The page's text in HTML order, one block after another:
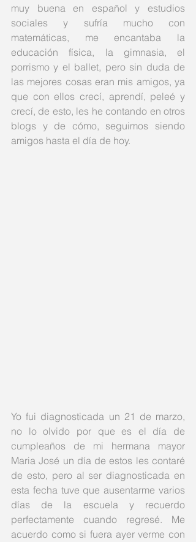
muy buena en español y estudios
sociales y sufría mucho con
matemáticas, me encantaba la
educación física, la gimnasia, el
porrismo y el ballet, pero sin duda de
las mejores cosas eran mis amigos, ya
que con ellos crecí, aprendí, peleé y
crecí, de esto, les he contando en otros
blogs y de cómo, seguimos siendo
amigos hasta el día de hoy.
Yo fui diagnosticada un 21 de marzo,
no lo olvido por que es el día de
cumpleaños de mi hermana mayor
Maria José un día de estos les contaré
de esto, pero al ser diagnosticada en
esta fecha tuve que ausentarme varios
días de la escuela y recuerdo
perfectamente cuando regresé. Me
acuerdo como si fuera ayer verme con